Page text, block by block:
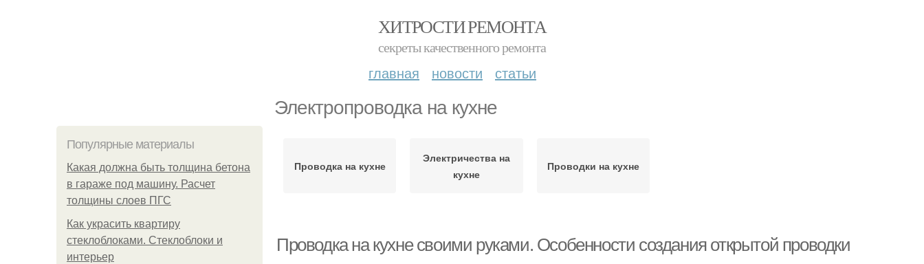
ХИТРОСТИ РЕМОНТА
секреты качественного ремонта
главная новости статьи
Электропроводка на кухне
Популярные материалы
Какая должна быть толщина бетона
в гараже под машину. Расчет
толщины слоев ПГС
Как украсить квартиру
стеклоблоками. Стеклоблоки и
интерьер
Проводка на кухне
Электричества на
кухне
Проводки на кухне
Проводка на кухне своими руками. Особенности создания открытой проводки